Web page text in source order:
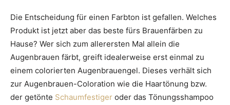
Die Entscheidung für einen Farbton ist gefallen. Welches
Produkt ist jetzt aber das beste fürs Brauenfärben zu
Hause? Wer sich zum allerersten Mal allein die
Augenbrauen färbt, greift idealerweise erst einmal zu
einem colorierten Augenbrauengel. Dieses verhält sich
zur Augenbrauen-Coloration wie die Haartönung bzw.
der getönte Schaumfestiger oder das Tönungsshampoo